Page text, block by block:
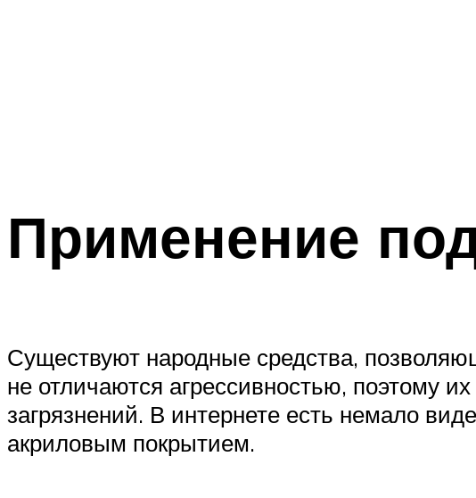
Применение
Существуют народные средства,
не отличаются агрессивностью, поэтому
загрязнений. В интернете есть немало
акриловым покрытием.